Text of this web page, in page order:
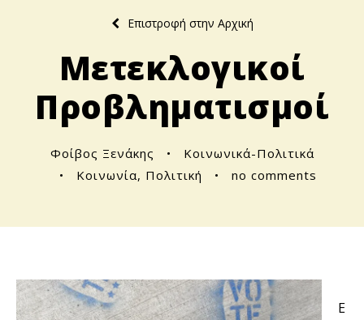
Επιστροφή στην Αρχική
Μετεκλογικοί
Προβληματισμοί
Φοίβος Ξενάκης •
Κοινωνικά-Πολιτικά
•
Κοινωνία, Πολιτική • no comments
Ε